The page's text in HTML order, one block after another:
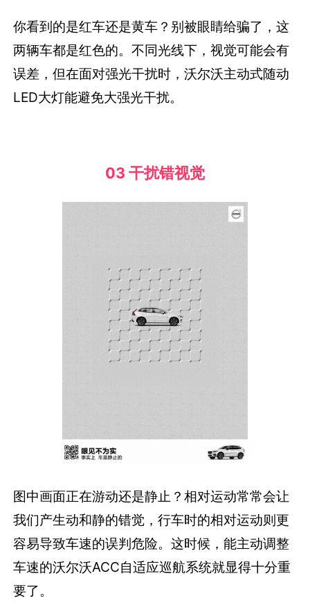
你看到的是红车还是黄车？别被眼睛给骗了，这
两辆车都是红色的。不同光线下，视觉可能会有
误差，但在面对强光干扰时，沃尔沃主动式随动
LED大灯能避免大强光干扰。
03 干扰错视觉
图中画面正在游动还是静止？相对运动常常会让
我们产生动和静的错觉，行车时的相对运动则更
容易导致车速的误判危险。这时候，能主动调整
车速的沃尔沃ACC自适应巡航系统就显得十分重
要了。